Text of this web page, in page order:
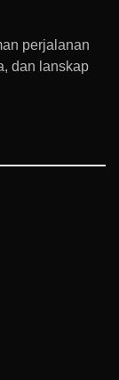
perjalanan
dan lanskap